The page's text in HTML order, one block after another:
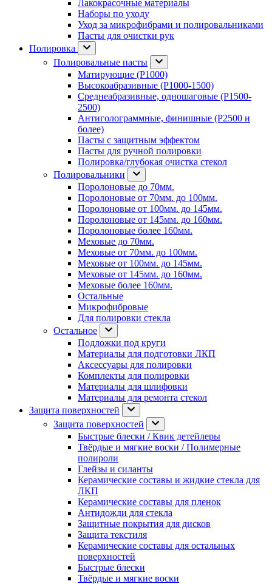
Лакокрасочные материалы
Наборы по уходу
Уход за микрофибрами и полировальниками
Пасты для очистки рук
Полировка
Полировальные пасты
Матирующие (P1000)
Высокоабразивные (P1000-1500)
Среднеабразивные, одношаговые (P1500-
2500)
Антиголограммные, финишные (P2500 и
более)
Пасты с защитным эффектом
Пасты для ручной полировки
Полировка/глубокая очистка стекол
Полировальники
Поролоновые до 70мм.
Поролоновые от 70мм. до 100мм.
Поролоновые от 100мм. до 145мм.
Поролоновые от 145мм. до 160мм.
Поролоновые более 160мм.
Меховые до 70мм.
Меховые от 70мм. до 100мм.
Меховые от 100мм. до 145мм.
Меховые от 145мм. до 160мм.
Меховые более 160мм.
Остальные
Микрофибровые
Для полировки стекла
Остальное
Подложки под круги
Материалы для подготовки ЛКП
Аксессуары для полировки
Комплекты для полировки
Материалы для шлифовки
Материалы для ремонта стекол
Защита поверхностей
Защита поверхностей
Быстрые блески / Квик детейлеры
Твёрдые и мягкие воски / Полимерные
полироли
Глейзы и силанты
Керамические составы и жидкие стекла для
ЛКП
Керамические составы для пленок
Антидожди для стекла
Защитные покрытия для дисков
Защита текстиля
Керамические составы для остальных
поверхностей
Быстрые блески
Твёрдые и мягкие воски